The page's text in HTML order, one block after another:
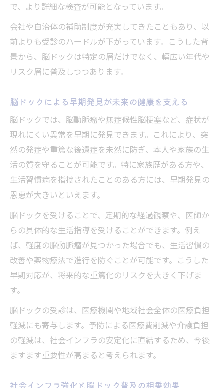
で、より詳細な検査が可能となっています。
会社や自治体の補助制度が充実してきたこともあり、以
前よりも受診のハードルが下がっています。こうした背
景から、脳ドックは特定の層だけでなく、幅広い年代や
リスク層に普及しつつあります。
脳ドックによる早期発見が未来の健康を支える
脳ドックでは、脳動脈瘤や無症候性脳梗塞など、症状が
現れにくい異常を早期に発見できます。これにより、突
然の発症や重篤な後遺症を未然に防ぎ、本人や家族の生
活の質を守ることが可能です。特に家族歴がある方や、
生活習慣病を指摘されたことのある方には、早期発見の
恩恵が大きいといえます。
脳ドックを受けることで、定期的な経過観察や、医師か
らの具体的な生活指導を受けることができます。例え
ば、軽度の脳動脈瘤が見つかった場合でも、生活習慣の
改善や薬物療法で進行を防ぐことが可能です。こうした
早期対応が、将来的な重篤化のリスクを大きく下げま
す。
脳ドックの受診は、医療機関や地域社会全体の医療負担
軽減にも寄与します。予防による医療費削減や介護負担
の軽減は、社会インフラの安定化に直結するため、今後
ますます重要性が高まると考えられます。
社会インフラ強化と脳ドック普及の相乗効果